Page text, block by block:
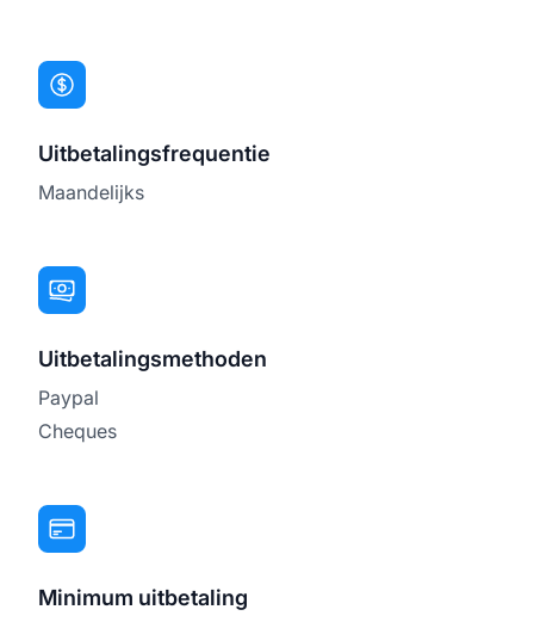
Uitbetalingsfrequentie
Maandelijks
Uitbetalingsmethoden
Paypal
Cheques
Minimum uitbetaling